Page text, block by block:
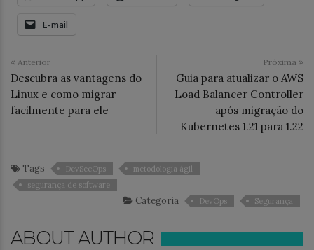
E-mail
Anterior
Descubra as vantagens do
Linux e como migrar
facilmente para ele
Próxima
Guia para atualizar o AWS
Load Balancer Controller
após migração do
Kubernetes 1.21 para 1.22
Tags DevSecOps
metodologia ágil
segurança de software
Categoria DevOps Segurança
ABOUT AUTHOR